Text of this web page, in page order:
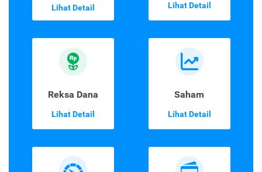
Lihat Detail Lihat Detail
Reksa Dana
Lihat Detail
Saham
Lihat Detail